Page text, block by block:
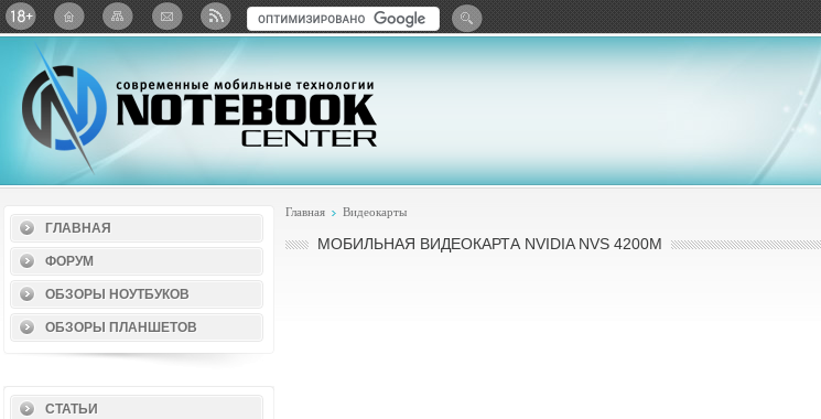
Twitter ВКонтактеGoogle+Яндекс: Каталог виджетов
ГЛАВНАЯ
ФОРУМ
ОБЗОРЫ НОУТБУКОВ
ОБЗОРЫ ПЛАНШЕТОВ
СТАТЬИ
Главная Видеокарты
МОБИЛЬНАЯ ВИДЕОКАРТА NVIDIA NVS 4200M